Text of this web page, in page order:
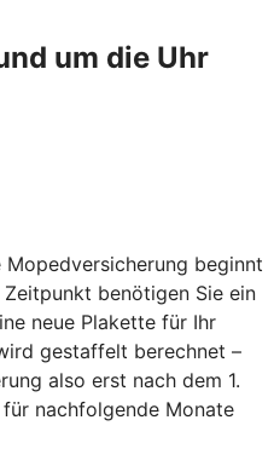
um die Uhr
beginnt
Zeitpunkt benötigen Sie ein
neue Plakette für Ihr
gestaffelt berechnet –
also erst nach dem 1.
nachfolgende Monate